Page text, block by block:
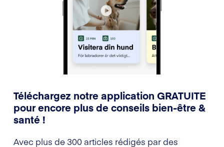
Téléchargez notre application GRATUITE
pour encore plus de conseils bien-être &
santé !
Avec plus de 300 articles rédigés par des